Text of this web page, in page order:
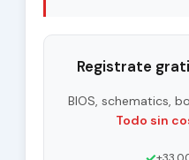
Registrate
BIOS, schematics,
Todo sin